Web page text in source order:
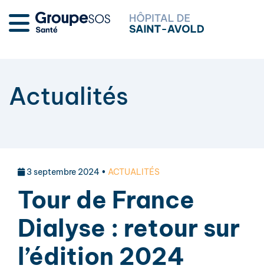
Actualités
3 septembre 2024 • ACTUALITÉS
Tour de France
Dialyse : retour sur
l’édition 2024